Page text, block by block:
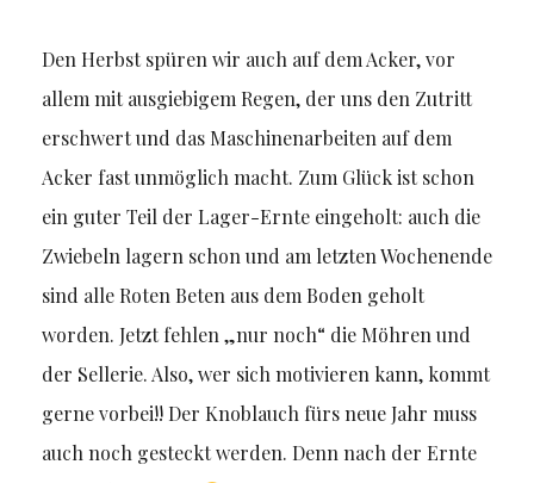
Den Herbst spüren wir auch auf dem Acker, vor
allem mit ausgiebigem Regen, der uns den Zutritt
erschwert und das Maschinenarbeiten auf dem
Acker fast unmöglich macht. Zum Glück ist schon
ein guter Teil der Lager-Ernte eingeholt: auch die
Zwiebeln lagern schon und am letzten Wochenende
sind alle Roten Beten aus dem Boden geholt
worden. Jetzt fehlen „nur noch“ die Möhren und
der Sellerie. Also, wer sich motivieren kann, kommt
gerne vorbei!! Der Knoblauch fürs neue Jahr muss
auch noch gesteckt werden. Denn nach der Ernte